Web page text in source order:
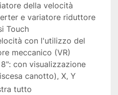
della velocità
e variatore riduttore
Touch
con l'utilizzo del
meccanico (VR)
con visualizzazione
canotto), X, Y
tutto